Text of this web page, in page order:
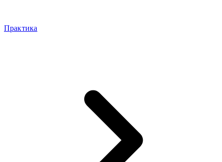
Практика